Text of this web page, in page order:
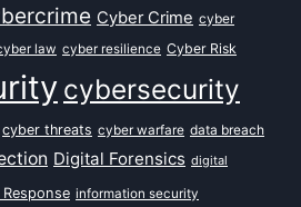
Cyber Crime cyber
law cyber resilience Cyber Risk
cybersecurity
cyber threats cyber warfare data breach
Digital Forensics digital
information security